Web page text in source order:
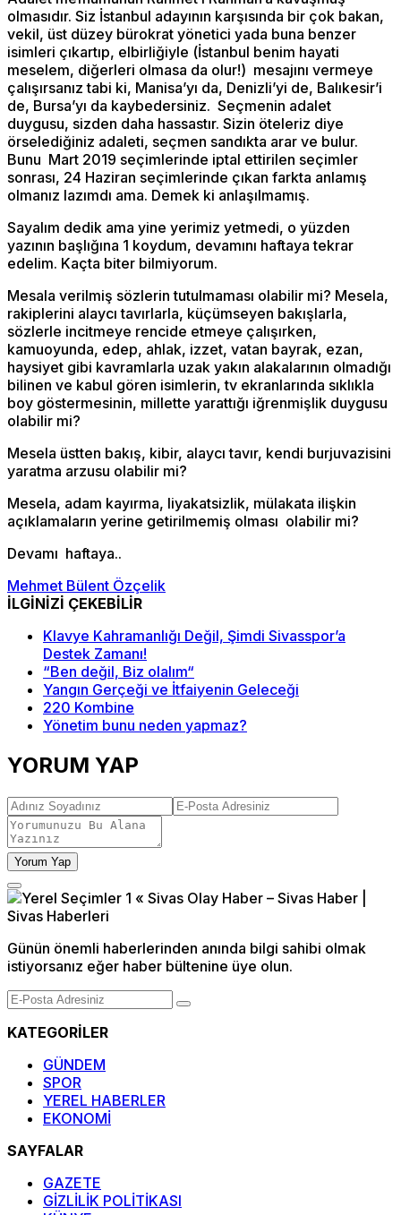
olmasıdır. Siz İstanbul adayının karşısında bir çok bakan,
vekil, üst düzey bürokrat yönetici yada buna benzer
isimleri çıkartıp, elbirliğiyle (İstanbul benim hayati
meselem, diğerleri olmasa da olur!) mesajını vermeye
çalışırsanız tabi ki, Manisa’yı da, Denizli’yi de, Balıkesir’i
de, Bursa’yı da kaybedersiniz. Seçmenin adalet
duygusu, sizden daha hassastır. Sizin öteleriz diye
örselediğiniz adaleti, seçmen sandıkta arar ve bulur.
Bunu Mart 2019 seçimlerinde iptal ettirilen seçimler
sonrası, 24 Haziran seçimlerinde çıkan farkta anlamış
olmanız lazımdı ama. Demek ki anlaşılmamış.
Sayalım dedik ama yine yerimiz yetmedi, o yüzden
yazının başlığına 1 koydum, devamını haftaya tekrar
edelim. Kaçta biter bilmiyorum.
Mesala verilmiş sözlerin tutulmaması olabilir mi? Mesela,
rakiplerini alaycı tavırlarla, küçümseyen bakışlarla,
sözlerle incitmeye rencide etmeye çalışırken,
kamuoyunda, edep, ahlak, izzet, vatan bayrak, ezan,
haysiyet gibi kavramlarla uzak yakın alakalarının olmadığı
bilinen ve kabul gören isimlerin, tv ekranlarında sıklıkla
boy göstermesinin, millette yarattığı iğrenmişlik duygusu
olabilir mi?
Mesela üstten bakış, kibir, alaycı tavır, kendi burjuvazisini
yaratma arzusu olabilir mi?
Mesela, adam kayırma, liyakatsizlik, mülakata ilişkin
açıklamaların yerine getirilmemiş olması olabilir mi?
Devamı haftaya..
Mehmet Bülent Özçelik
İLGİNİZİ ÇEKEBİLİR
Klavye Kahramanlığı Değil, Şimdi Sivasspor’a
Destek Zamanı!
“Ben değil, Biz olalım“
Yangın Gerçeği ve İtfaiyenin Geleceği
220 Kombine
Yönetim bunu neden yapmaz?
YORUM YAP
Yorum Yap
Günün önemli haberlerinden anında bilgi sahibi olmak
istiyorsanız eğer haber bültenine üye olun.
KATEGORİLER
GÜNDEM
SPOR
YEREL HABERLER
EKONOMİ
SAYFALAR
GAZETE
GİZLİLİK POLİTİKASI